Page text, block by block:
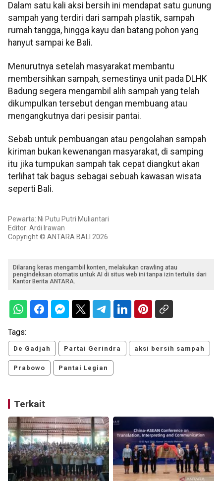
Dalam satu kali aksi bersih ini mendapat satu gunung
sampah yang terdiri dari sampah plastik, sampah
rumah tangga, hingga kayu dan batang pohon yang
hanyut sampai ke Bali.
Menurutnya setelah masyarakat membantu
membersihkan sampah, semestinya unit pada DLHK
Badung segera mengambil alih sampah yang telah
dikumpulkan tersebut dengan membuang atau
mengangkutnya dari pesisir pantai.
Sebab untuk pembuangan atau pengolahan sampah
kiriman bukan kewenangan masyarakat, di samping
itu jika tumpukan sampah tak cepat diangkut akan
terlihat tak bagus sebagai sebuah kawasan wisata
seperti Bali.
Pewarta: Ni Putu Putri Muliantari
Editor: Ardi Irawan
Copyright © ANTARA BALI 2026
Dilarang keras mengambil konten, melakukan crawling atau
pengindeksan otomatis untuk AI di situs web ini tanpa izin tertulis dari
Kantor Berita ANTARA.
Tags:
De Gadjah Partai Gerindra aksi bersih sampah
Prabowo Pantai Legian
Terkait